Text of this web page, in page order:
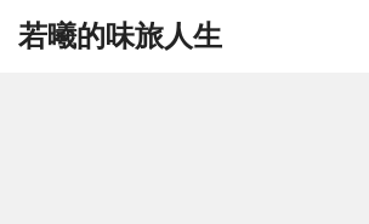
若曦的味旅人生